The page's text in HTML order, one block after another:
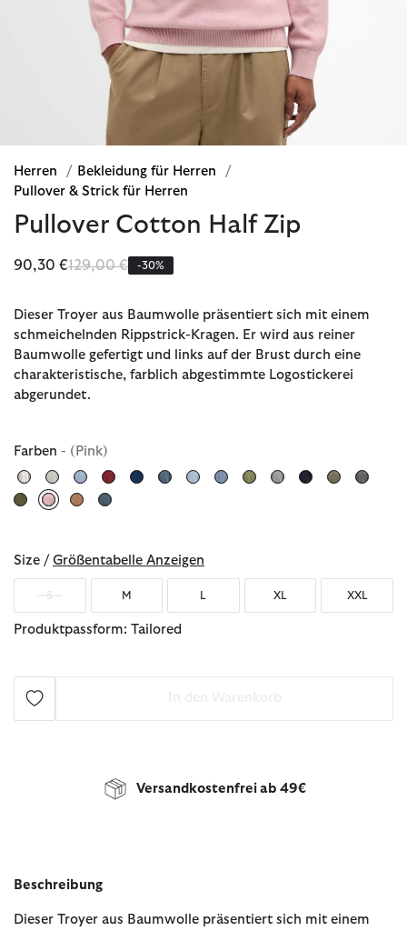
Herren / Bekleidung für Herren
/
Pullover & Strick für Herren
Pullover Cotton Half Zip
90,30 €Reduziert von
129,00 €bis-30%
Dieser Troyer aus Baumwolle präsentiert sich mit einem
schmeichelnden Rippstrick-Kragen. Er wird aus reiner
Baumwolle gefertigt und links auf der Brust durch eine
charakteristische, farblich abgestimmte Logostickerei
abgerundet.
Farben - (Pink)
Size / Größentabelle Anzeigen
S M L XL XXL
Produktpassform: Tailored
Versandkostenfrei ab 49€
Beschreibung
Dieser Troyer aus Baumwolle präsentiert sich mit einem